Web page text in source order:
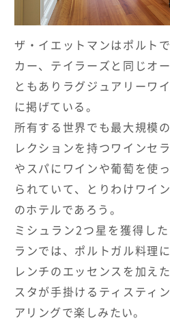
ザ・イエットマンはポルト
カー、テイラーズと同じオ
ともありラグジュアリーワ
に掲げている。
所有する世界でも最大規模
レクションを持つワインセ
やスパにワインや葡萄を使
られていて、とりわけワイ
のホテルであろう。
ミシュラン2つ星を獲得し
ランでは、ポルトガル料理
レンチのエッセンスを加え
スタが手掛けるティスティ
アリングで楽しみたい。